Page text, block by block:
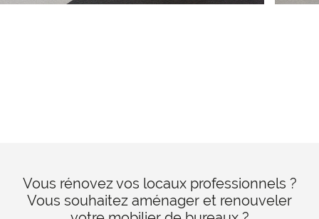
Vous rénovez vos locaux professionnels ?
Vous souhaitez aménager et renouveler